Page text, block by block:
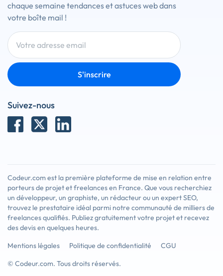
chaque semaine tendances et astuces web dans
votre boîte mail !
S'inscrire
Suivez-nous
Codeur.com est la première plateforme de mise en relation entre
porteurs de projet et freelances en France. Que vous recherchiez
un développeur, un graphiste, un rédacteur ou un expert SEO,
trouvez le prestataire idéal parmi notre communauté de milliers de
freelances qualifiés. Publiez gratuitement votre projet et recevez
des devis en quelques heures.
Mentions légales
Politique de confidentialité
CGU
© Codeur.com. Tous droits réservés.